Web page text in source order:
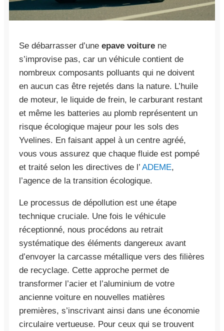
Se débarrasser d’une epave voiture ne
s’improvise pas, car un véhicule contient de
nombreux composants polluants qui ne doivent
en aucun cas être rejetés dans la nature. L’huile
de moteur, le liquide de frein, le carburant restant
et même les batteries au plomb représentent un
risque écologique majeur pour les sols des
Yvelines. En faisant appel à un centre agréé,
vous vous assurez que chaque fluide est pompé
et traité selon les directives de l’ ADEME,
l’agence de la transition écologique.
Le processus de dépollution est une étape
technique cruciale. Une fois le véhicule
réceptionné, nous procédons au retrait
systématique des éléments dangereux avant
d’envoyer la carcasse métallique vers des filières
de recyclage. Cette approche permet de
transformer l’acier et l’aluminium de votre
ancienne voiture en nouvelles matières
premières, s’inscrivant ainsi dans une économie
circulaire vertueuse. Pour ceux qui se trouvent